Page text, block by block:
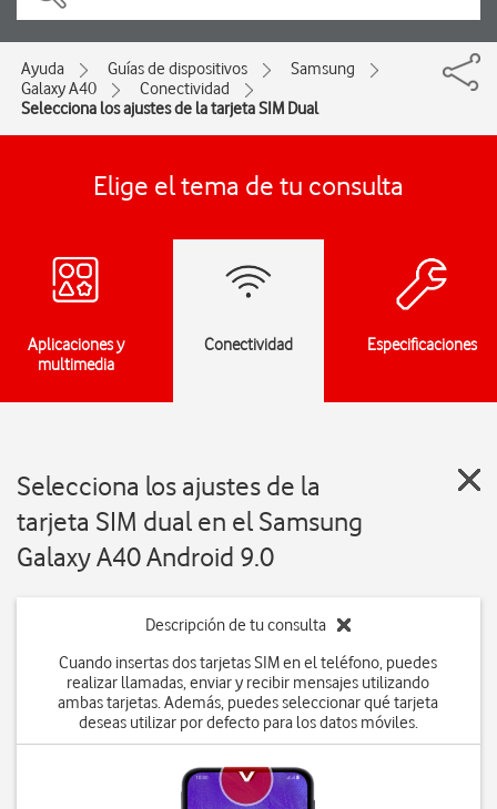
Ayuda Guías de dispositivos
Samsung
Galaxy A40
Conectividad
Selecciona los ajustes de la tarjeta SIM Dual
Elige el tema de tu consulta
Aplicaciones y
multimedia
Conectividad Especificaciones
Selecciona los ajustes de la
tarjeta SIM dual en el Samsung
Galaxy A40 Android 9.0
Descripción de tu consulta
Cuando insertas dos tarjetas SIM en el teléfono, puedes
realizar llamadas, enviar y recibir mensajes utilizando
ambas tarjetas. Además, puedes seleccionar qué tarjeta
deseas utilizar por defecto para los datos móviles.